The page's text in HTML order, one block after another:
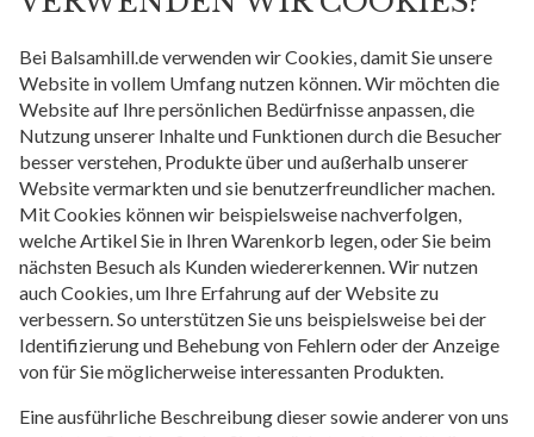
Bei Balsamhill.de verwenden wir Cookies, damit Sie unsere
Website in vollem Umfang nutzen können. Wir möchten die
Website auf Ihre persönlichen Bedürfnisse anpassen, die
Nutzung unserer Inhalte und Funktionen durch die Besucher
besser verstehen, Produkte über und außerhalb unserer
Website vermarkten und sie benutzerfreundlicher machen.
Mit Cookies können wir beispielsweise nachverfolgen,
welche Artikel Sie in Ihren Warenkorb legen, oder Sie beim
nächsten Besuch als Kunden wiedererkennen. Wir nutzen
auch Cookies, um Ihre Erfahrung auf der Website zu
verbessern. So unterstützen Sie uns beispielsweise bei der
Identifizierung und Behebung von Fehlern oder der Anzeige
von für Sie möglicherweise interessanten Produkten.
Eine ausführliche Beschreibung dieser sowie anderer von uns